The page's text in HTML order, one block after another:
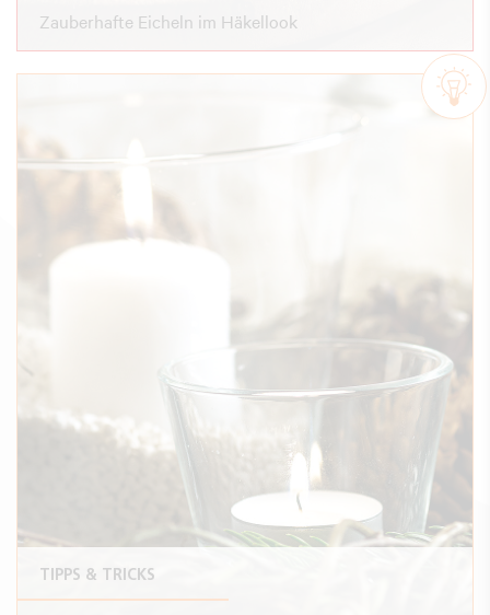
Zauberhafte Eicheln im Häkellook
TIPPS & TRICKS